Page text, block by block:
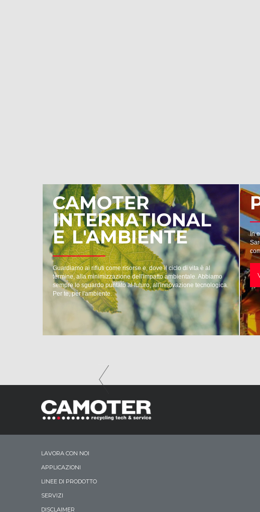
CAMOTER
INTERNATIONAL
E L'AMBIENTE
Guardiamo ai rifiuti come risorse e, dove il ciclo di vita è al
termine, alla minimizzazione dell'impatto ambientale. Abbiamo
sempre lo sguardo puntato al futuro, all'innovazione tecnologica.
Per te, per l'ambiente.
In
LAVORA CON NOI
APPLICAZIONI
LINEE DI PRODOTTO
SERVIZI
DISCLAIMER